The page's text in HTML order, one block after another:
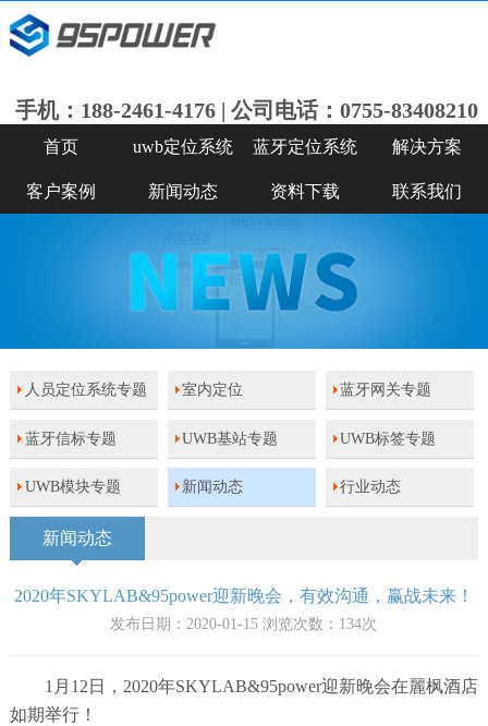
手机：188-2461-4176 | 公司电话：0755-83408210
首页 uwb定位系统 蓝牙定位系统 解决方案
客户案例 新闻动态 资料下载 联系我们
人员定位系统专题 室内定位 蓝牙网关专题
蓝牙信标专题 UWB基站专题 UWB标签专题
UWB模块专题 新闻动态 行业动态
新闻动态
2020年SKYLAB&95power迎新晚会，有效沟通，赢战未来！
发布日期：2020-01-15 浏览次数： 134次
1月12日，2020年SKYLAB&95power迎新晚会在麗枫酒店
如期举行！